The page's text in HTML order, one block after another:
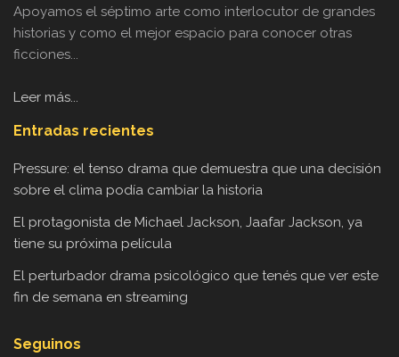
Apoyamos el séptimo arte como interlocutor de grandes
historias y como el mejor espacio para conocer otras
ficciones...
Leer más...
Entradas recientes
Pressure: el tenso drama que demuestra que una decisión
sobre el clima podía cambiar la historia
El protagonista de Michael Jackson, Jaafar Jackson, ya
tiene su próxima película
El perturbador drama psicológico que tenés que ver este
fin de semana en streaming
Seguinos